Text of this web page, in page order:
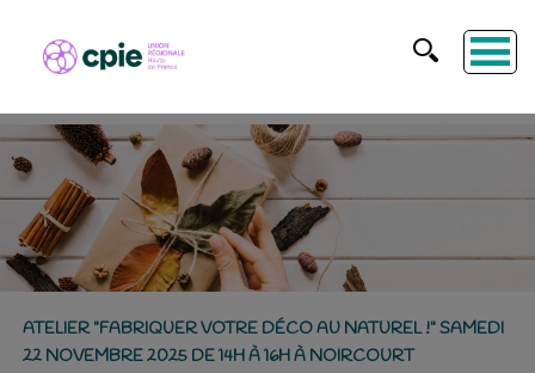
ATELIER "FABRIQUER VOTRE DÉCO AU NATUREL !" SAMEDI
22 NOVEMBRE 2025 DE 14H À 16H À NOIRCOURT